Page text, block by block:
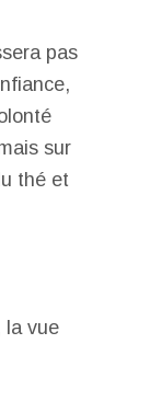
pas
sur
thé et
la vue